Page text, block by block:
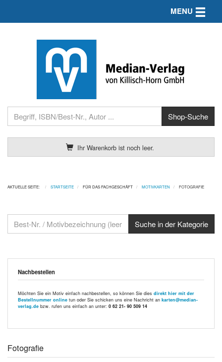
Ihr Warenkorb ist noch leer.
MENU Toggle
AKTUELLE SEITE: STARTSEITE FÜR DAS FACHGESCHÄFT MOTIVKARTEN FOTOGRAFIE
Nachbestellen
Möchten Sie ein Motiv einfach nachbestellen, so können Sie dies direkt hier mit der
Bestellnummer online tun oder Sie schicken uns eine Nachricht an karten@median-
verlag.de bzw. rufen uns einfach an unter: 0 62 21- 90 509 14
Fotografie